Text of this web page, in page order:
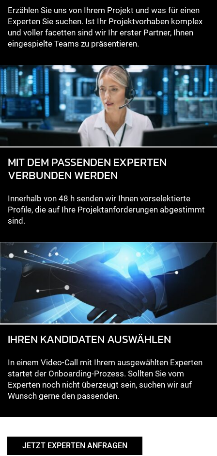
Erzählen Sie uns von Ihrem Projekt und was für einen
Experten Sie suchen. Ist Ihr Projektvorhaben komplex
und voller facetten sind wir Ihr erster Partner, Ihnen
eingespielte Teams zu präsentieren.
MIT DEM PASSENDEN EXPERTEN
VERBUNDEN WERDEN
Innerhalb von 48 h senden wir Ihnen vorselektierte
Profile, die auf Ihre Projektanforderungen abgestimmt
sind.
IHREN KANDIDATEN AUSWÄHLEN
In einem Video-Call mit Ihrem ausgewählten Experten
startet der Onboarding-Prozess. Sollten Sie vom
Experten noch nicht überzeugt sein, suchen wir auf
Wunsch gerne den passenden.
JETZT EXPERTEN ANFRAGEN